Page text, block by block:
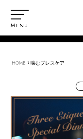
MENU
HOME › 噛むブレスケア